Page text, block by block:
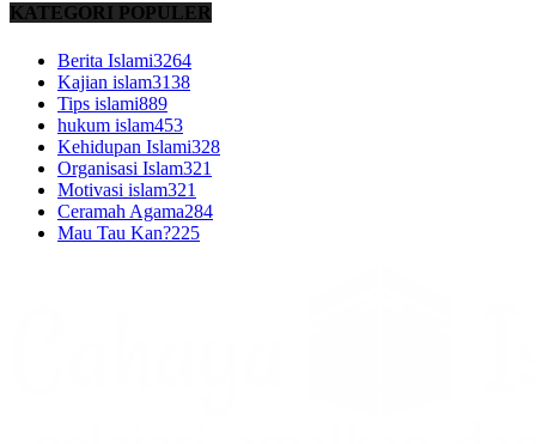
KATEGORI POPULER
Berita Islami3264
Kajian islam3138
Tips islami889
hukum islam453
Kehidupan Islami328
Organisasi Islam321
Motivasi islam321
Ceramah Agama284
Mau Tau Kan?225